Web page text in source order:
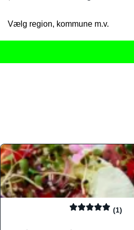
Vælg region, kommune m.v.
(1)